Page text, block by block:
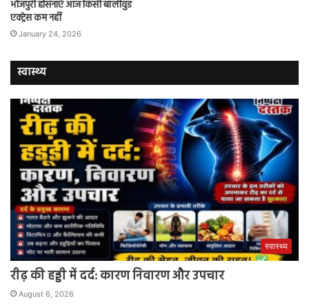
भोजपुरी हसिनाएं आज किसी बॉलीवुड
एक्ट्रेस कम नहीं
January 24, 2026
स्वास्थ्य
स्वास्थ्य
रीढ़ की हड्डी में दर्द: कारण निवारण और उपचार
August 6, 2026